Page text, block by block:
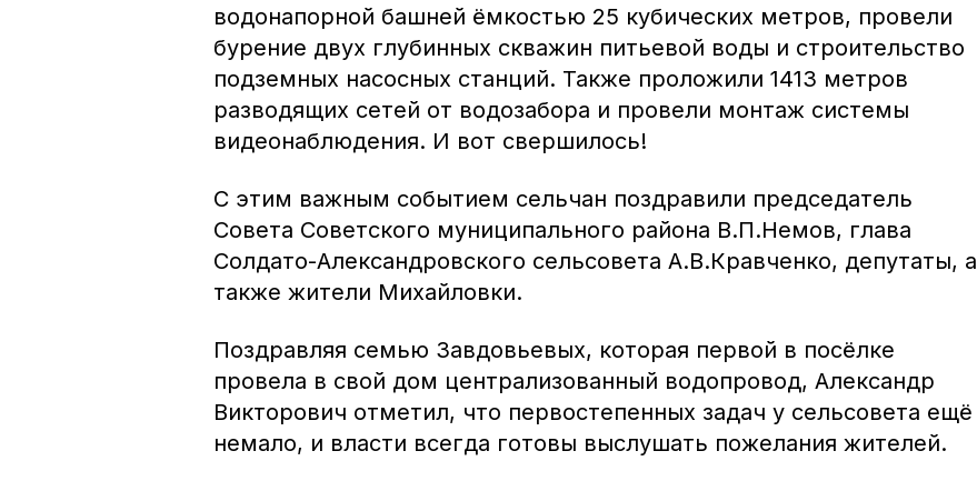
водонапорной башней ёмкостью 25 кубических метров, провели
бурение двух глубинных скважин питьевой воды и строительство
подземных насосных станций. Также проложили 1413 метров
разводящих сетей от водозабора и провели монтаж системы
видеонаблюдения. И вот свершилось!
С этим важным событием сельчан поздравили председатель
Совета Советского муниципального района В.П.Немов, глава
Солдато-Александровского сельсовета А.В.Кравченко, депутаты, а
также жители Михайловки.
Поздравляя семью Завдовьевых, которая первой в посёлке
провела в свой дом централизованный водопровод, Александр
Викторович отметил, что первостепенных задач у сельсовета ещё
немало, и власти всегда готовы выслушать пожелания жителей.